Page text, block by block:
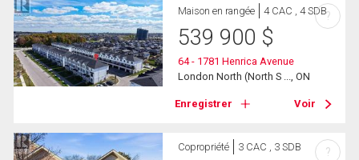
Maison en rangée 4 CAC , 4 SDB
539 900 $
64 - 1781 Henrica Avenue
London North (North S ..., ON
Enregistrer Voir
?
Copropriété 3 CAC , 3 SDB ?